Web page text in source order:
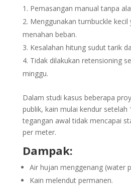
Pemasangan manual tanpa
Menggunakan turnbuckle
menahan beban.
Kesalahan hitung sudut tarik
Tidak dilakukan retensioning
minggu.
Dalam studi kasus beberapa
publik, kain mulai kendur setelah
tegangan awal tidak mencapai
per meter.
Dampak:
Air hujan menggenang (water
Kain melendut permanen.